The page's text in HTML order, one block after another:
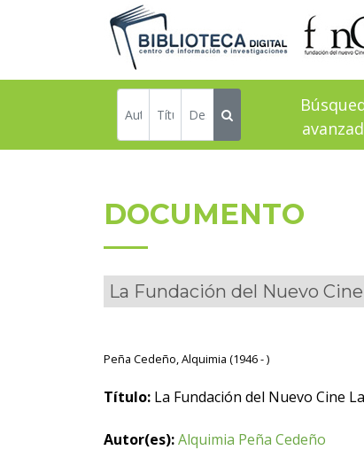
DOCUMENTO
La Fundación del Nuevo
Peña Cedeño, Alquimia (1946 - )
Título: La Fundación del Nuevo Cine
Autor(es):Alquimia Peña Cedeño